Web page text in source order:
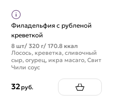
Филадельфия с рубленой
креветкой
8 шт/ 320 г/ 170.8 ккал
Лосось, креветка, сливочный
сыр, огурец, икра масаго, Свит
Чили соус
32 руб.